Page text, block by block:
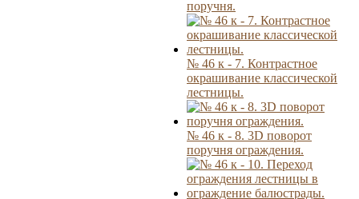
поручня.
№ 46 к - 7. Контрастное
окрашивание классической
лестницы.
№ 46 к - 8. 3D поворот
поручня ограждения.